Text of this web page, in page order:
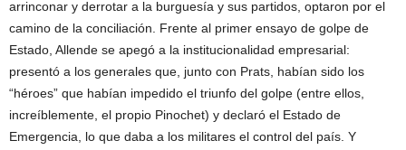
arrinconar y derrotar a la burguesía y sus partidos, optaron por el
camino de la conciliación. Frente al primer ensayo de golpe de
Estado, Allende se apegó a la institucionalidad empresarial:
presentó a los generales que, junto con Prats, habían sido los
“héroes” que habían impedido el triunfo del golpe (entre ellos,
increíblemente, el propio Pinochet) y declaró el Estado de
Emergencia, lo que daba a los militares el control del país. Y